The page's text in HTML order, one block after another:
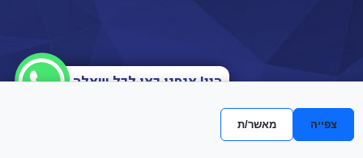
היי! אנחנו כאן לכל שאלה
צפייה מאשר/ת